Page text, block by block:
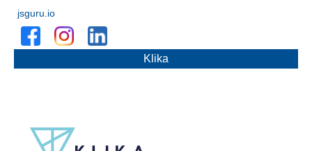
jsguru.io
Klika